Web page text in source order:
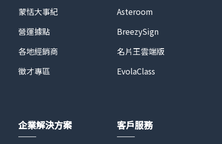
Asteroom 運用A.I.科技打造的3D 立體實境導覽，積極
爭取並成為房地美認證的遠距鑑價服務供應商，為全美
數百間業者提供最即時的實際屋況給業者做出精準的鑑
屋況報告、甚至可以透過3D 立體實境導覽再度訪查現
場。同時也活用龐大且遍佈全美的用戶協助房屋鑑價行
業，營造互惠三贏的生態。Asteroom 已經和多家鑑價
以及 180 天無限次分享，也能用於鑑價拍攝為自己帶來
額外收入。欲了解更多請洽 Asteroom 官方網站：
展，加速房仲業者導入數位工具，以維持銷售事業。目
住在房子裡，因此在未來不短的期間，線上看屋需求仍
會持續擴大，且將遍及各價位區間的房屋物件，逐漸成
為房仲產業的標配。 線上看房蔚為趨勢 Asteroom為低
門檻、高品質的最佳選擇 未來不論房屋價值高低，虛
Asteroom提供高品質、安全便捷的賞屋體驗，確保人
人都可於15分鐘完成高品質的3D看房導覽，滿足買賣
蒙恬大事紀
營運據點
各地經銷商
徵才專區
Asteroom
BreezySign
名片王雲端版
EvolaClass
企業解決方案 客戶服務